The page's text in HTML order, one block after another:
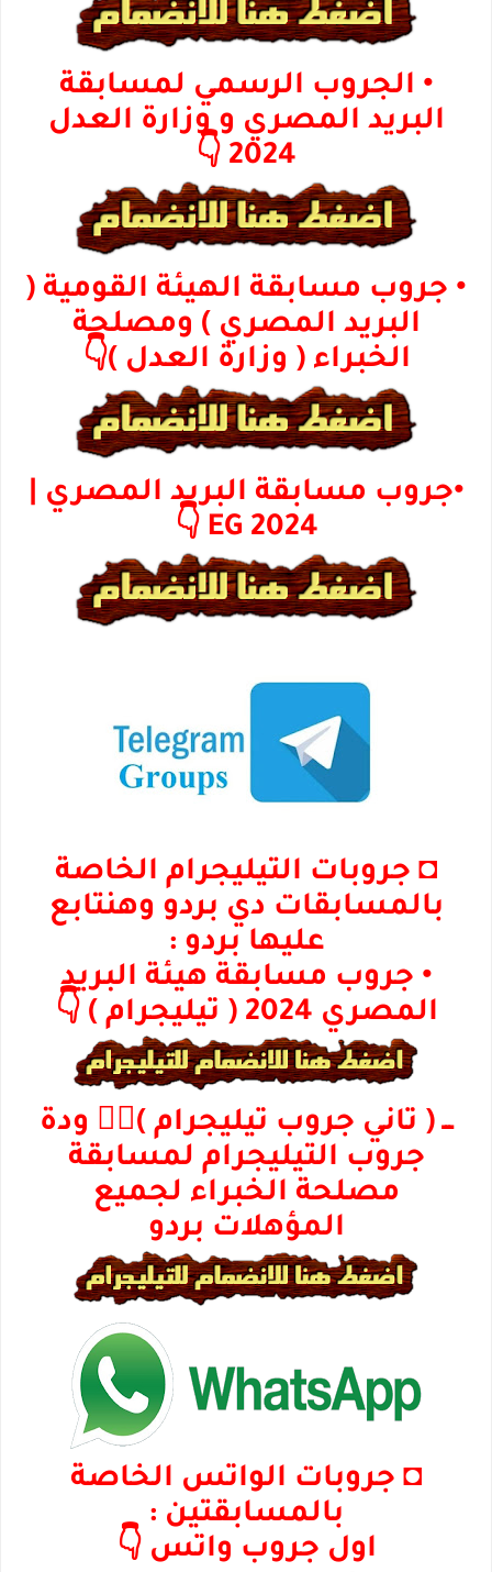
• الجروب الرسمي لمسابقة
البريد المصري و وزارة العدل
2024 👇
• جروب مسابقة الهيئة القومية (
البريد المصري ) ومصلحة
الخبراء ( وزارة العدل )👇
•جروب مسابقة البريد المصري |
2024 EG 👇
◘ جروبات التيليجرام الخاصة
بالمسابقات دي بردو وهنتابع
عليها بردو :
• جروب مسابقة هيئة البريد
المصري 2024 ( تيليجرام ) 👇
ـــ ( تاني جروب تيليجرام )👈🏼 ودة
جروب التيليجرام لمسابقة
مصلحة الخبراء لجميع
المؤهلات بردو
◘ جروبات الواتس الخاصة
بالمسابقتين :
اول جروب واتس 👇